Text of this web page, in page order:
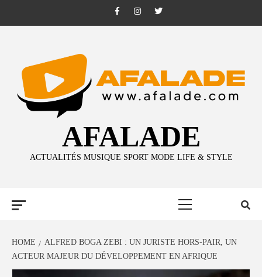
FacebookInstagramTwitter
AFALADE
ACTUALITÉS MUSIQUE SPORT MODE LIFE & STYLE
HOME
ALFRED BOGA ZEBI : UN JURISTE HORS-PAIR, UN
ACTEUR MAJEUR DU DÉVELOPPEMENT EN AFRIQUE